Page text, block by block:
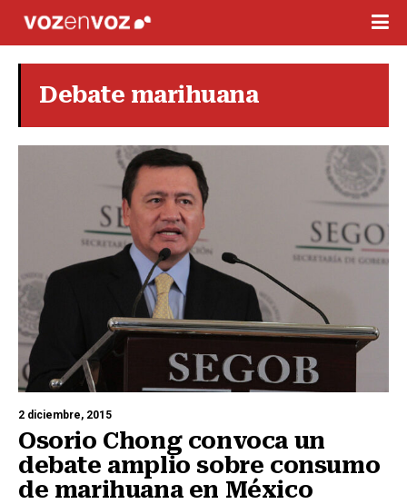
Debate marihuana
2 diciembre, 2015
Osorio Chong convoca un
debate amplio sobre consumo
de marihuana en México